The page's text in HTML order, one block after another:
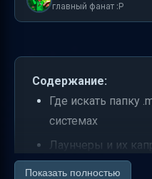
главный фанат :P
Содержание:
Где искать папку
системах
Лаунчеры и их
отличаться
Показать полностью